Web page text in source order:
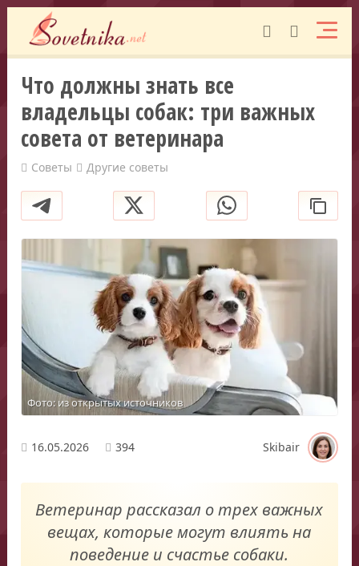
Что должны знать все
владельцы собак: три важных
совета от ветеринара
Советы Другие советы
Фото: из открытых источников
16.05.2026 394 Skibair
Ветеринар рассказал о трех важных
вещах, которые могут влиять на
поведение и счастье собаки.